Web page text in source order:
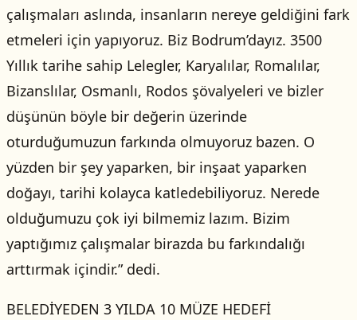
çalışmaları aslında, insanların nereye geldiğini fark
etmeleri için yapıyoruz. Biz Bodrum’dayız. 3500
Yıllık tarihe sahip Lelegler, Karyalılar, Romalılar,
Bizanslılar, Osmanlı, Rodos şövalyeleri ve bizler
düşünün böyle bir değerin üzerinde
oturduğumuzun farkında olmuyoruz bazen. O
yüzden bir şey yaparken, bir inşaat yaparken
doğayı, tarihi kolayca katledebiliyoruz. Nerede
olduğumuzu çok iyi bilmemiz lazım. Bizim
yaptığımız çalışmalar birazda bu farkındalığı
arttırmak içindir.” dedi.
BELEDİYEDEN 3 YILDA 10 MÜZE HEDEFİ